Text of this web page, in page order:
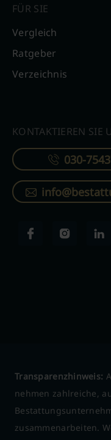
FÜR SIE
Vergleich
Ratgeber
Verzeichnis
KONTAKTIEREN SIE
030-
Transparenzhinweis:
nehmen zahlreiche,
zusammenarbeiten.